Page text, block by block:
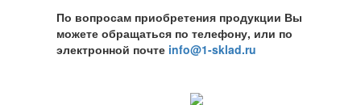
По вопросам приобретения продукции Вы
можете обращаться по телефону, или по
электронной почте info@1-sklad.ru